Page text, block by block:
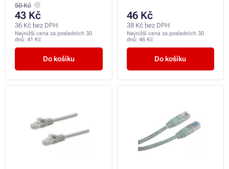
50 Kč
43 Kč
36 Kč bez DPH
Nejnižší cena za posledních 30
dnů: 41 Kč
Do košíku
46 Kč
38 Kč bez DPH
Nejnižší cena za posledních 30
dnů: 46 Kč
Do košíku